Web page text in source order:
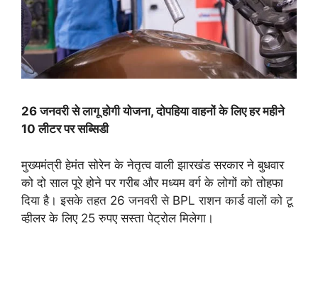
26 जनवरी से लागू होगी योजना, दोपहिया वाहनों के लिए हर महीने
10 लीटर पर सब्सिडी
मुख्यमंत्री हेमंत सोरेन के नेतृत्व वाली झारखंड सरकार ने बुधवार
को दो साल पूरे होने पर गरीब और मध्यम वर्ग के लोगों को तोहफा
दिया है। इसके तहत 26 जनवरी से BPL राशन कार्ड वालों को टू
व्हीलर के लिए 25 रुपए सस्ता पेट्रोल मिलेगा।